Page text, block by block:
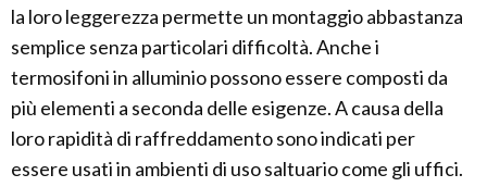
la loro leggerezza permette un montaggio abbastanza
semplice senza particolari difficoltà. Anche i
termosifoni in alluminio possono essere composti da
più elementi a seconda delle esigenze. A causa della
loro rapidità di raffreddamento sono indicati per
essere usati in ambienti di uso saltuario come gli uffici.